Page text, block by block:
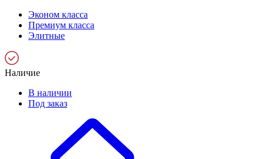
Эконом класса
Премиум класса
Элитные
Наличие
В наличии
Под заказ